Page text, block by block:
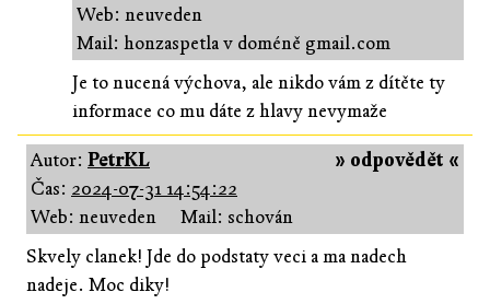
Web: neuveden
Mail: honzaspetla v doméně gmail.com
Je to nucená výchova, ale nikdo vám z dítěte ty
informace co mu dáte z hlavy nevymaže
» odpovědět «
Autor: PetrKL
Čas: 2024-07-31 14:54:22
Web: neuveden
Mail: schován
Skvely clanek! Jde do podstaty veci a ma nadech
nadeje. Moc diky!